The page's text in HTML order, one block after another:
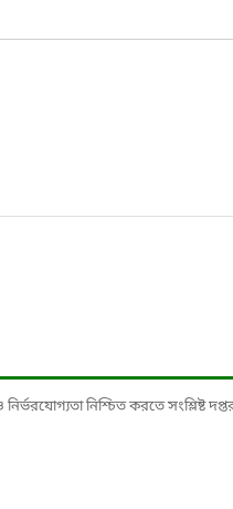
নিশ্চিত করতে সংশ্লিষ্ট দপ্তর